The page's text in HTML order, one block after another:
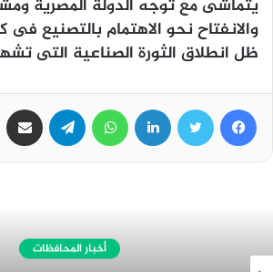
يتماشى مع توجه الدولة المصرية
والانفتاح نحو الاهتمام بالتصنيع
ظل انطلاق الثورة الصناعية التى
أخبار المحافظات